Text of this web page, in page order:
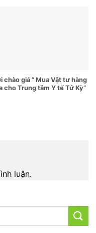
chào giá ” Mua Vật tư hàng
cho Trung tâm Y tế Tứ Kỳ”
luận.